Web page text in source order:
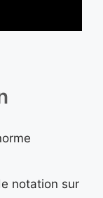
notation sur